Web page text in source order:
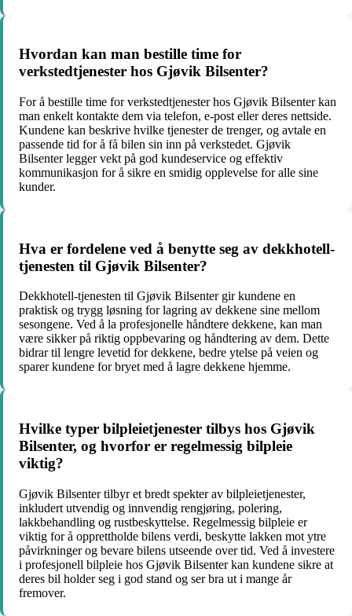
Hvordan kan man bestille time for
verkstedtjenester hos Gjøvik Bilsenter?
For å bestille time for verkstedtjenester hos Gjøvik Bilsenter kan
man enkelt kontakte dem via telefon, e-post eller deres nettside.
Kundene kan beskrive hvilke tjenester de trenger, og avtale en
passende tid for å få bilen sin inn på verkstedet. Gjøvik
Bilsenter legger vekt på god kundeservice og effektiv
kommunikasjon for å sikre en smidig opplevelse for alle sine
kunder.
Hva er fordelene ved å benytte seg av dekkhotell-
tjenesten til Gjøvik Bilsenter?
Dekkhotell-tjenesten til Gjøvik Bilsenter gir kundene en
praktisk og trygg løsning for lagring av dekkene sine mellom
sesongene. Ved å la profesjonelle håndtere dekkene, kan man
være sikker på riktig oppbevaring og håndtering av dem. Dette
bidrar til lengre levetid for dekkene, bedre ytelse på veien og
sparer kundene for bryet med å lagre dekkene hjemme.
Hvilke typer bilpleietjenester tilbys hos Gjøvik
Bilsenter, og hvorfor er regelmessig bilpleie
viktig?
Gjøvik Bilsenter tilbyr et bredt spekter av bilpleietjenester,
inkludert utvendig og innvendig rengjøring, polering,
lakkbehandling og rustbeskyttelse. Regelmessig bilpleie er
viktig for å opprettholde bilens verdi, beskytte lakken mot ytre
påvirkninger og bevare bilens utseende over tid. Ved å investere
i profesjonell bilpleie hos Gjøvik Bilsenter kan kundene sikre at
deres bil holder seg i god stand og ser bra ut i mange år
fremover.